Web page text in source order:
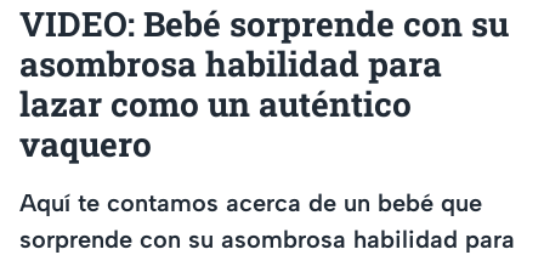
VIDEO: Bebé sorprende con su
asombrosa habilidad para
lazar como un auténtico
vaquero
Aquí te contamos acerca de un bebé que
sorprende con su asombrosa habilidad para